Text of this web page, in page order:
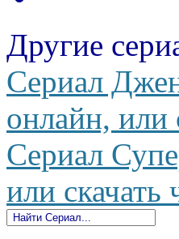
Другие
Сериал
онлайн, или
Сериал
или скачать